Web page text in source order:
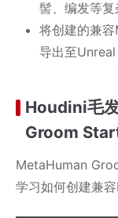
髻、编发等复
将创建的兼
导出至Unreal
Houdini毛
Groom
MetaHuman
学习如何创建兼